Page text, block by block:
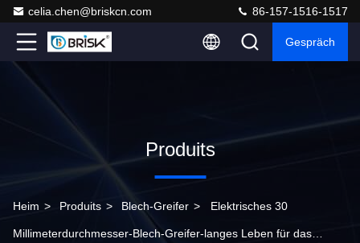
celia.chen@briskcn.com 86-157-1516-1517
Gespräch
Produits
Heim > Produits > Blech-Greifer > Elektrisches 30
Millimeterdurchmesser-Blech-Greifer-langes Leben für das